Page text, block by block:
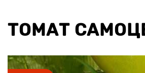
ТОМАТ